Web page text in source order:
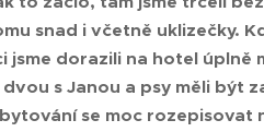
snad i včetně uklizečky.
jsme dorazili na hotel úplně
s Janou a psy měli být
se moc rozepisovat